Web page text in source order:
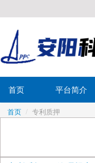
首页 平台简介
首页 / 专利质押